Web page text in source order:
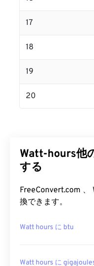
17
18
19
20
Watt-hours他
する
FreeConvert.com
換できます。
Watt hours に btu
Watt hours に